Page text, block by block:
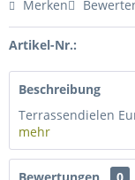
Merken
Artikel-Nr.:
Beschreibung
Terrassendielen
mehr